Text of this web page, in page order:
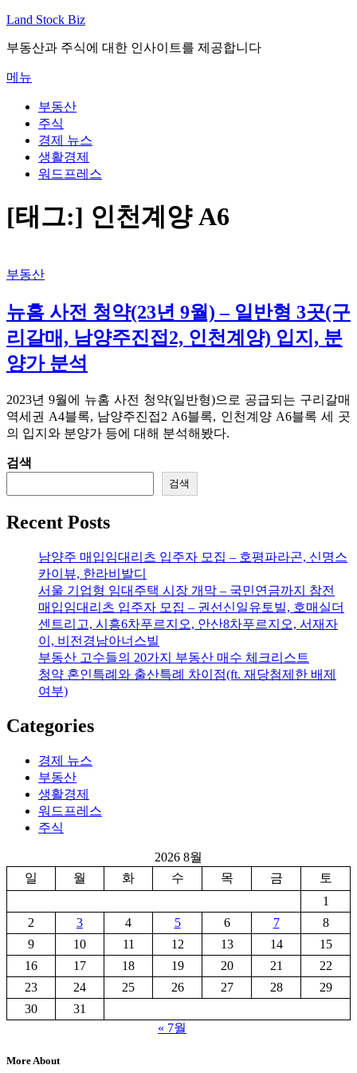
내
으
로
바
Land Stock Biz
부동산과 주식에 대한 인사이트를 제공합니다
메뉴
부동산
주식
경제 뉴스
생활경제
워드프레스
[태그:] 인천계양 A6
부동산
뉴홈 사전 청약(23년 9월) – 일반형 3곳(구
리갈매, 남양주진접2, 인천계양) 입지, 분
양가 분석
2023년 9월에 뉴홈 사전 청약(일반형)으로 공급되는 구리갈매
역세권 A4블록, 남양주진접2 A6블록, 인천계양 A6블록 세 곳
의 입지와 분양가 등에 대해 분석해봤다.
검색
검색
Recent Posts
남양주 매입임대리츠 입주자 모집 – 호평파라곤, 신명스
카이뷰, 한라비발디
서울 기업형 임대주택 시장 개막 – 국민연금까지 참전
매입임대리츠 입주자 모집 – 권선신일유토빌, 호매실더
센트리고, 시흥6차푸르지오, 안산8차푸르지오, 서재자
이, 비전경남아너스빌
부동산 고수들의 20가지 부동산 매수 체크리스트
청약 혼인특례와 출산특례 차이점(ft. 재당첨제한 배제
여부)
Categories
경제 뉴스
부동산
생활경제
워드프레스
주식
2026 8월
일
월 화 수 목 금
토
1
2
3 4 5 6 7
8
9
10 11 12 13 14
15
16
17 18 19 20 21
22
23
24 25 26 27 28
29
30
31
« 7월
More About